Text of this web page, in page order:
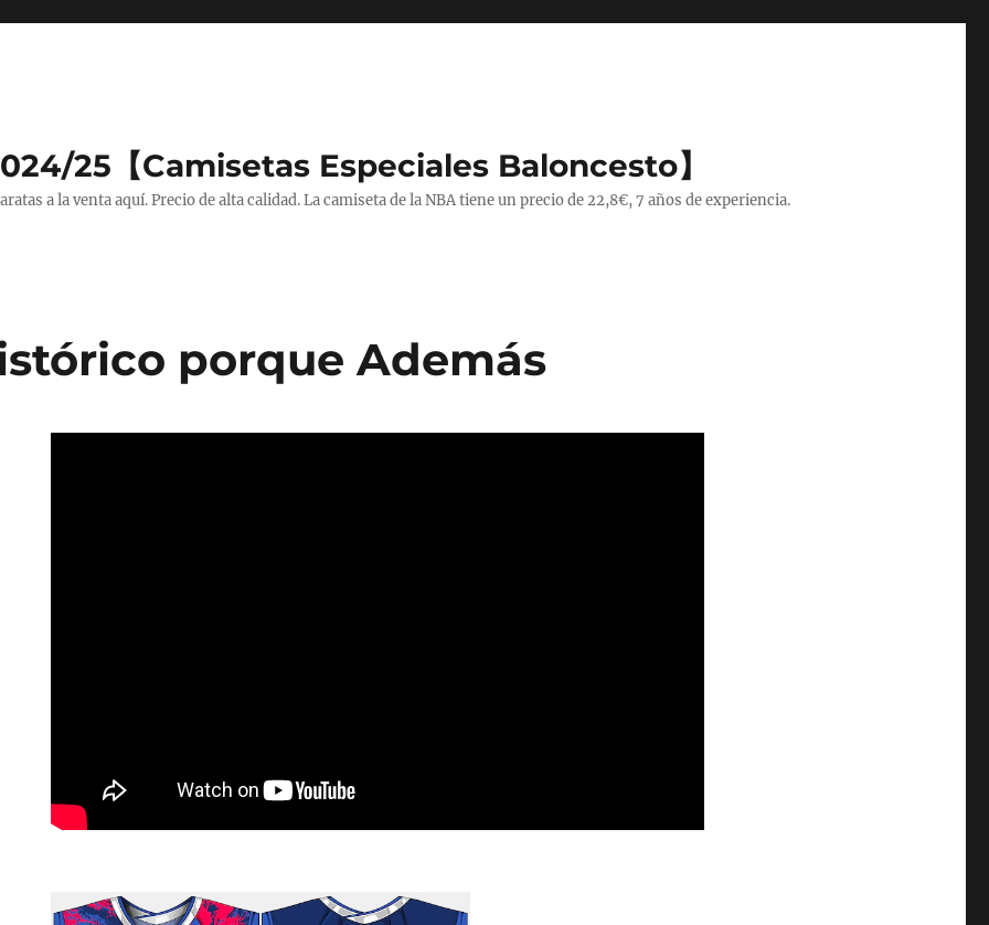
25【Camisetas Especiales Baloncesto】
a la venta aquí. Precio de alta calidad. La camiseta de la NBA tiene un precio de 22,8€, 7 años de experiencia.
porque Además